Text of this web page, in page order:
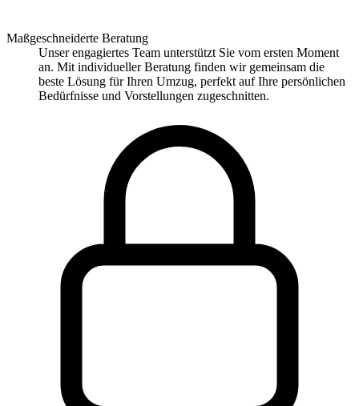
Maßgeschneiderte Beratung
Unser engagiertes Team unterstützt Sie vom ersten Moment
an. Mit individueller Beratung finden wir gemeinsam die
beste Lösung für Ihren Umzug, perfekt auf Ihre persönlichen
Bedürfnisse und Vorstellungen zugeschnitten.